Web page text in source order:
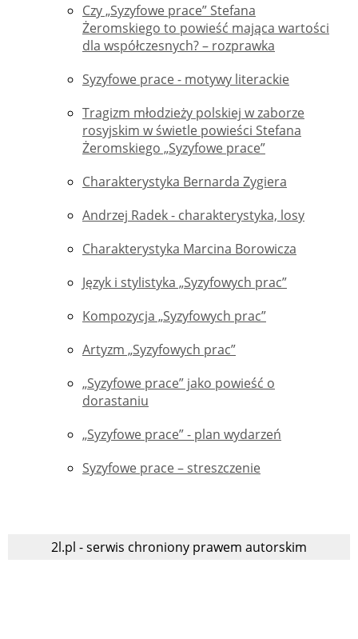
Czy „Syzyfowe prace” Stefana
Żeromskiego to powieść mająca wartości
dla współczesnych? – rozprawka
Syzyfowe prace - motywy literackie
Tragizm młodzieży polskiej w zaborze
rosyjskim w świetle powieści Stefana
Żeromskiego „Syzyfowe prace”
Charakterystyka Bernarda Zygiera
Andrzej Radek - charakterystyka, losy
Charakterystyka Marcina Borowicza
Język i stylistyka „Syzyfowych prac”
Kompozycja „Syzyfowych prac”
Artyzm „Syzyfowych prac”
„Syzyfowe prace” jako powieść o
dorastaniu
„Syzyfowe prace” - plan wydarzeń
Syzyfowe prace – streszczenie
2l.pl - serwis chroniony prawem autorskim